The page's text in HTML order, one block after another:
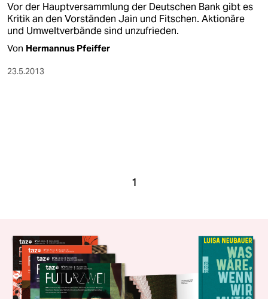
Vor der Hauptversammlung der Deutschen Bank gibt es
Kritik an den Vorständen Jain und Fitschen. Aktionäre
und Umweltverbände sind unzufrieden.
Von Hermannus Pfeiffer
23.5.2013
1